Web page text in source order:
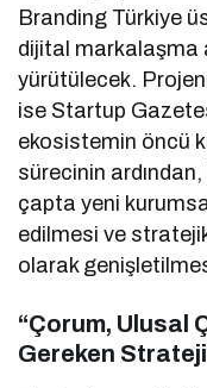
Branding Türkiye
dijital markalaşma
yürütülecek.
ise Startup
ekosistemin öncü
sürecinin
çapta yeni
edilmesi ve
olarak
“Çorum, Ulusal
Gereken